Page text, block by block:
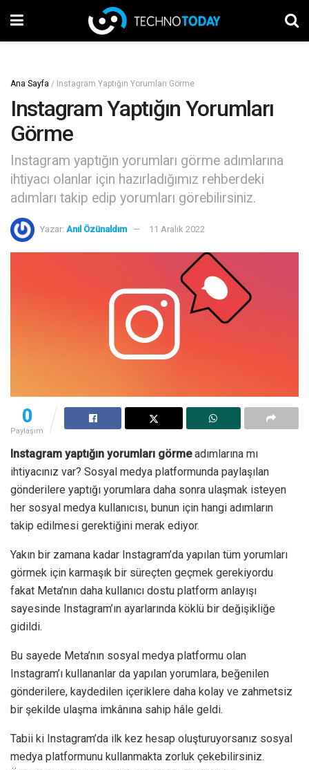
Ana Sayfa / Instagram Yaptığın Yorumları Görme
Instagram Yaptığın Yorumları
Görme
Instagram yaptığın yorumları görme adımlarına
ihtiyacı olanlar için hazırladığımız rehberdeki
adımları takip edip yorumları görebilirsiniz.
Yazar: Anıl Özünaldım 11 Aralık 2022
0
Paylaşım
Instagram yaptığın yorumları görmeadımlarına mı
ihtiyacınız var? Sosyal medya platformunda paylaşılan
gönderilere yaptığı yorumlara daha sonra ulaşmak isteyen
her sosyal medya kullanıcısı, bunun için hangi adımların
takip edilmesi gerektiğini merak ediyor.
Yakın bir zamana kadar Instagram’da yapılan tüm yorumları
görmek için karmaşık bir süreçten geçmek gerekiyordu
fakat Meta’nın daha kullanıcı dostu platform anlayışı
sayesinde Instagram’ın ayarlarında köklü bir değişikliğe
gidildi.
Bu sayede Meta’nın sosyal medya platformu olan
Instagram’ı kullananlar da yapılan yorumlara, beğenilen
gönderilere, kaydedilen içeriklere daha kolay ve zahmetsiz
bir şekilde ulaşma imkânına sahip hâle geldi.
Tabii ki Instagram’da ilk kez hesap oluşturuyorsanız sosyal
medya platformunu kullanmakta zorluk çekebilirsiniz.